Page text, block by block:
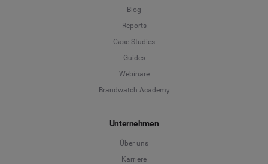
Blog
Reports
Case Studies
Guides
Webinare
Brandwatch Academy
Unternehmen
Über uns
Karriere